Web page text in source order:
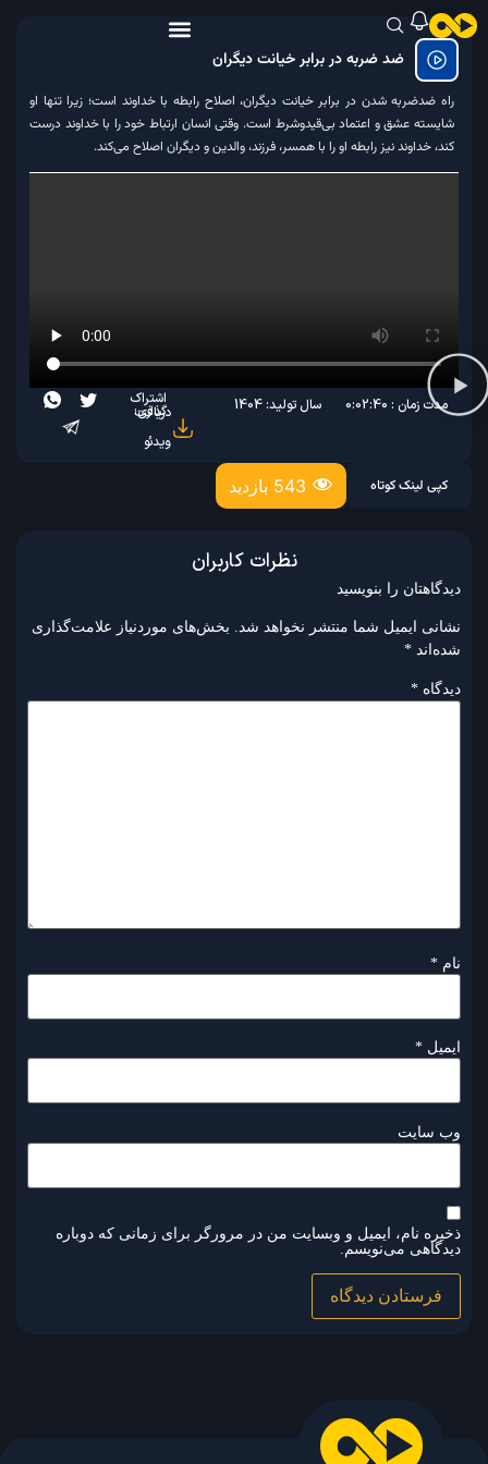
ضد ضربه در برابر خیانت دیگران
راه ضدضربه شدن در برابر خیانت دیگران، اصلاح رابطه با خداوند است؛ زیرا تنها او
شایسته عشق و اعتماد بی‌قیدوشرط است. وقتی انسان ارتباط خود را با خداوند درست
کند، خداوند نیز رابطه‌ او را با همسر، فرزند، والدین و دیگران اصلاح می‌کند.
مدت زمان : 0:02:40 سال تولید: 1404
دریافت
ویدئو
اشتراک
گذاری:
کپی لینک کوتاه
نظرات کاربران
دیدگاهتان را بنویسید
نشانی ایمیل شما منتشر نخواهد شد. بخش‌های موردنیاز علامت‌گذاری
شده‌اند *
دیدگاه *
نام *
ایمیل *
وب‌ سایت
ذخیره نام، ایمیل و وبسایت من در مرورگر برای زمانی که دوباره
دیدگاهی می‌نویسم.